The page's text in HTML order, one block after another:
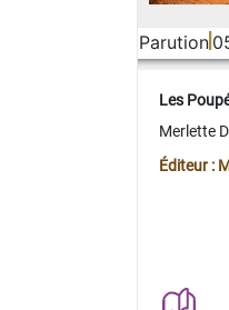
Parution
Les
Merlette
Éditeur :